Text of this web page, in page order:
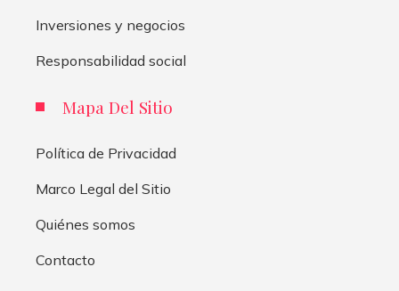
Inversiones y negocios
Responsabilidad social
Mapa Del Sitio
Política de Privacidad
Marco Legal del Sitio
Quiénes somos
Contacto